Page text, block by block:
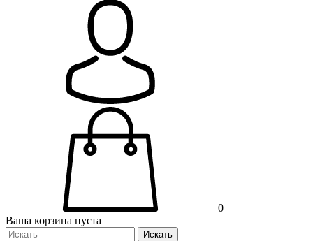
0
Ваша корзина пуста
Искать